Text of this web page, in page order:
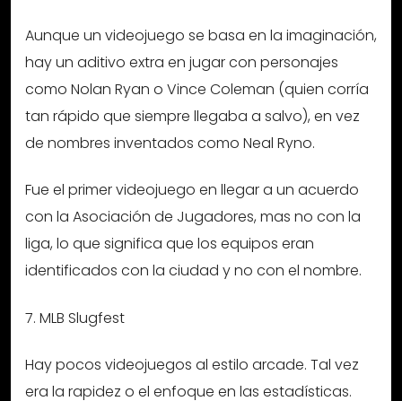
Aunque un videojuego se basa en la imaginación,
hay un aditivo extra en jugar con personajes
como Nolan Ryan o Vince Coleman (quien corría
tan rápido que siempre llegaba a salvo), en vez
de nombres inventados como Neal Ryno.
Fue el primer videojuego en llegar a un acuerdo
con la Asociación de Jugadores, mas no con la
liga, lo que significa que los equipos eran
identificados con la ciudad y no con el nombre.
7. MLB Slugfest
Hay pocos videojuegos al estilo arcade. Tal vez
era la rapidez o el enfoque en las estadísticas.